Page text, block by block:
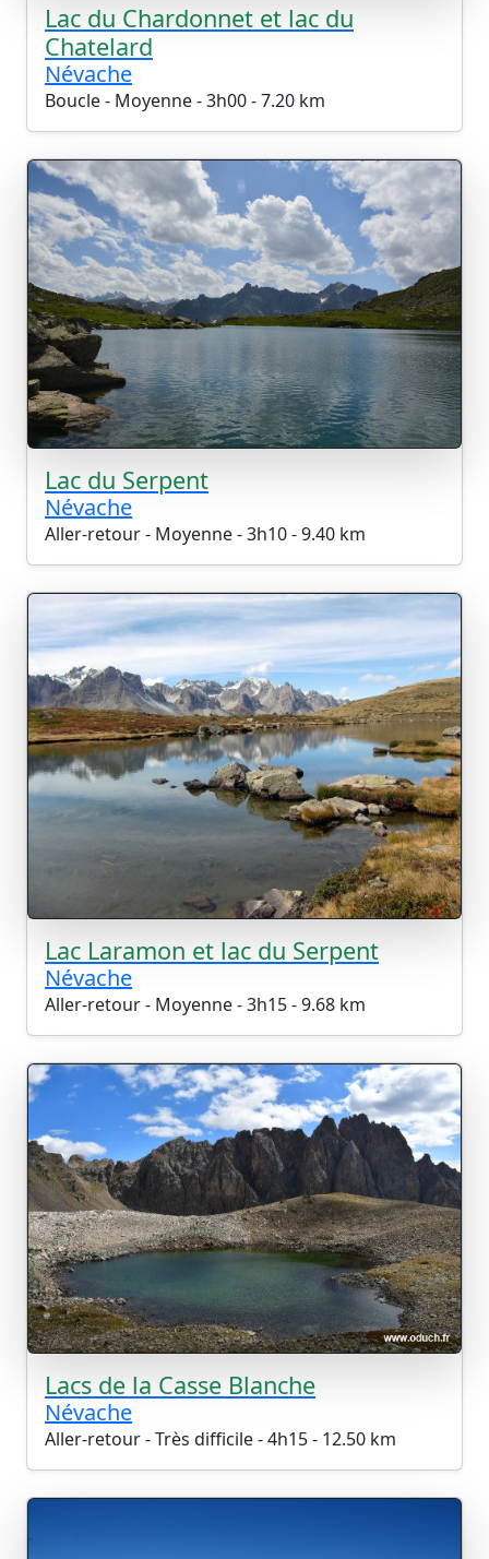
Lac du Chardonnet et lac du
Chatelard
Névache
Boucle - Moyenne - 3h00 - 7.20 km
Lac du Serpent
Névache
Aller-retour - Moyenne - 3h10 - 9.40 km
Lac Laramon et lac du Serpent
Névache
Aller-retour - Moyenne - 3h15 - 9.68 km
Lacs de la Casse Blanche
Névache
Aller-retour - Très difficile - 4h15 - 12.50 km